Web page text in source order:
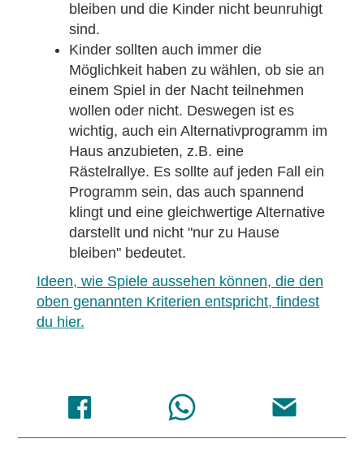
bleiben und die Kinder nicht beunruhigt
sind.
Kinder sollten auch immer die
Möglichkeit haben zu wählen, ob sie an
einem Spiel in der Nacht teilnehmen
wollen oder nicht. Deswegen ist es
wichtig, auch ein Alternativprogramm im
Haus anzubieten, z.B. eine
Rästelrallye. Es sollte auf jeden Fall ein
Programm sein, das auch spannend
klingt und eine gleichwertige Alternative
darstellt und nicht "nur zu Hause
bleiben" bedeutet.
Ideen, wie Spiele aussehen können, die den
oben genannten Kriterien entspricht, findest
du hier.